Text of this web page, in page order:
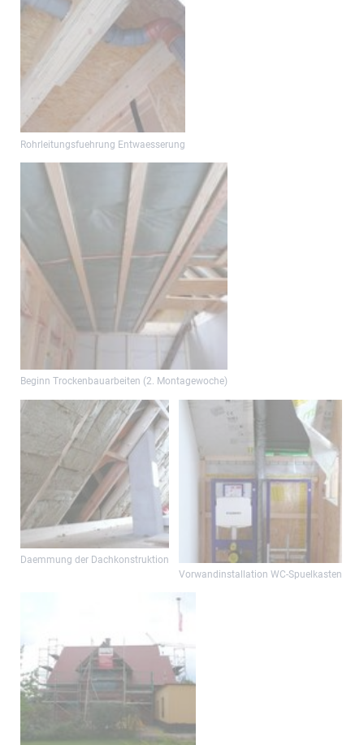
Rohrleitungsfuehrung Entwaesserung
Beginn Trockenbauarbeiten (2. Montagewoche)
Daemmung der Dachkonstruktion
Vorwandinstallation WC-Spuelkasten